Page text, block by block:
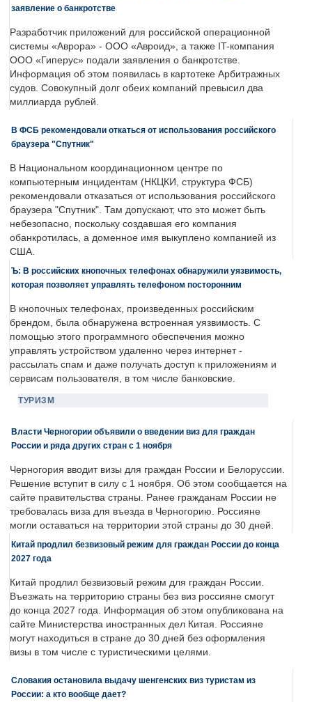
заявление о банкротстве
Разработчик приложений для российской операционной
системы «Аврора» - ООО «Авроид», а также IT-компания
ООО «Гиперус» подали заявления о банкротстве.
Информация об этом появилась в картотеке Арбитражных
судов. Совокупный долг обеих компаний превысил два
миллиарда рублей.
В ФСБ рекомендовали откаться от использования российского
браузера "Спутник"
В Национальном координационном центре по
компьютерным инцидентам (НКЦКИ, структура ФСБ)
рекомендовали отказаться от использования российского
браузера "Спутник". Там допускают, что это может быть
небезопасно, поскольку создавшая его компания
обанкротилась, а доменное имя выкуплено компанией из
США.
Ъ: В российских кнопочных телефонах обнаружили уязвимость,
которая позволяет управлять телефоном посторонним
В кнопочных телефонах, произведенных российским
брендом, была обнаружена встроенная уязвимость. С
помощью этого программного обеспечения можно
управлять устройством удаленно через интернет -
рассылать спам и даже получать доступ к приложениям и
сервисам пользователя, в том числе банковские.
ТУРИЗМ
Власти Черногории объявили о введении виз для граждан
России и ряда других стран с 1 ноября
Черногория вводит визы для граждан России и Белоруссии.
Решение вступит в силу с 1 ноября. Об этом сообщается на
сайте правительства страны. Ранее гражданам России не
требовалась виза для въезда в Черногорию. Россияне
могли оставаться на территории этой страны до 30 дней.
Китай продлил безвизовый режим для граждан России до конца
2027 года
Китай продлил безвизовый режим для граждан России.
Въезжать на территорию страны без виз россияне смогут
до конца 2027 года. Информация об этом опубликована на
сайте Министерства иностранных дел Китая. Россияне
могут находиться в стране до 30 дней без оформления
визы в том числе с туристическими целями.
Словакия остановила выдачу шенгенских виз туристам из
России: а кто вообще дает?